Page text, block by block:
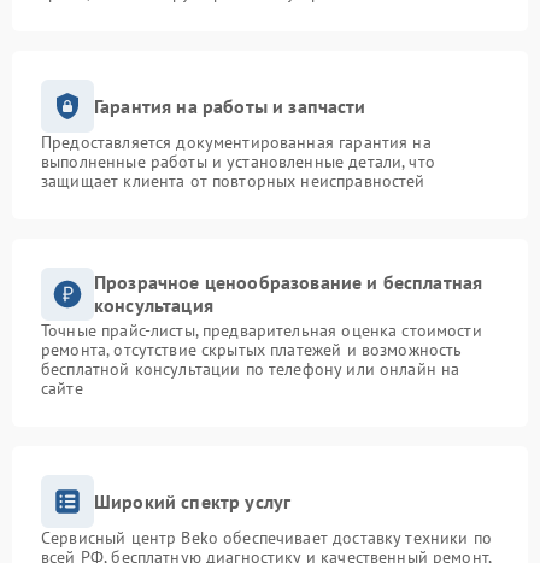
Гарантия на работы и запчасти
Предоставляется документированная гарантия на
выполненные работы и установленные детали, что
защищает клиента от повторных неисправностей
Прозрачное ценообразование и бесплатная
консультация
Точные прайс-листы, предварительная оценка стоимости
ремонта, отсутствие скрытых платежей и возможность
бесплатной консультации по телефону или онлайн на
сайте
Широкий спектр услуг
Сервисный центр Beko обеспечивает доставку техники по
всей РФ, бесплатную диагностику и качественный ремонт,